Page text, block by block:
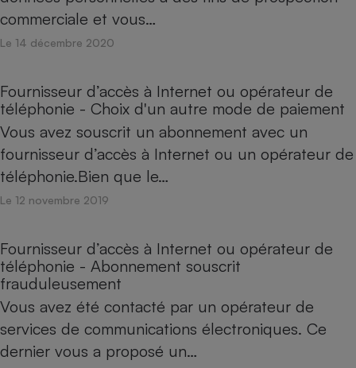
commerciale et vous…
Le 14 décembre 2020
Fournisseur d’accès à Internet ou opérateur de
téléphonie - Choix d'un autre mode de paiement
Vous avez souscrit un abonnement avec un
fournisseur d’accès à Internet ou un opérateur de
téléphonie.Bien que le…
Le 12 novembre 2019
Fournisseur d’accès à Internet ou opérateur de
téléphonie - Abonnement souscrit
frauduleusement
Vous avez été contacté par un opérateur de
services de communications électroniques. Ce
dernier vous a proposé un…